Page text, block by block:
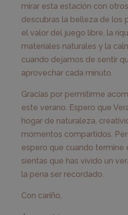
mirar esta estación con
descubras la belleza de los
el valor del juego libre, la
materiales naturales y la
cuando dejamos de sentir
aprovechar cada minuto.
Gracias por permitirme
este verano. Espero que
hogar de naturaleza,
momentos compartidos.
espero que cuando termine
sientas que has vivido un
la pena ser recordado.
Con cariño,